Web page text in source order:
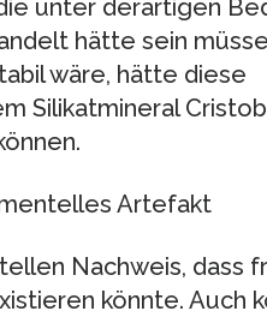
unter derartigen
hätte sein
wäre, hätte diese
Silikatmineral
Artefakt
Nachweis, dass
könnte. Auch